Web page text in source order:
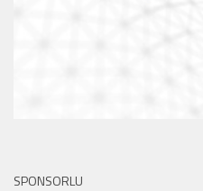
SPONSORLU